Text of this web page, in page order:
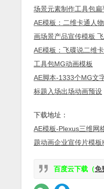
场景元素制作工具包
AE模板：二维卡通人
画场景产品宣传模板
AE模板：飞碟说二维
工具包MG动画模板
AE脚本-1333个MG文
标题入场出场动画预设
下载地址：
AE模板-Plexus三维网
题动画企业宣传片模
百度云下载（免